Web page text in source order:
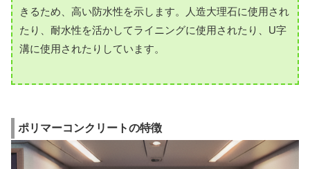
きるため、高い防水性を示します。人造大理石に使用され
たり、耐水性を活かしてライニングに使用されたり、U字
溝に使用されたりしています。
ポリマーコンクリートの特徴